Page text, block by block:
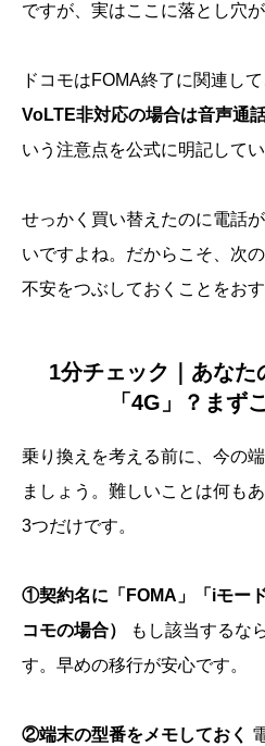
ですが、実はここに落とし穴が
ドコモはFOMA終了に関連して
VoLTE非対応の場合は音声通
いう注意点を公式に明記してい
せっかく買い替えたのに電話
いですよね。だからこそ、次
不安をつぶしておくことをおす
1分チェック｜あなた
「4G」？まず
乗り換えを考える前に、今の
ましょう。難しいことは何も
3つだけです。
①契約名に「FOMA」「iモー
コモの場合）
もし該当するな
す。早めの移行が安心です。
②端末の型番をメモしておく